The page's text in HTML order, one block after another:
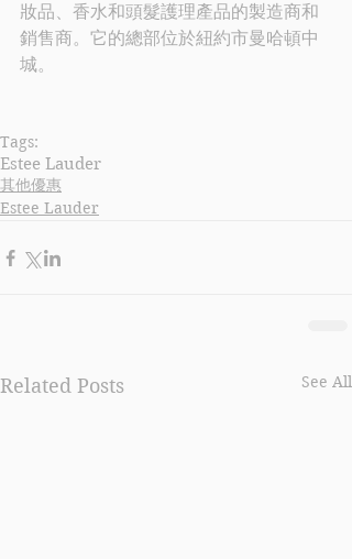
妝品、香水和頭髮護理產品的製造商和
銷售商。它的總部位於紐約市曼哈頓中
城。
Tags:
Estee Lauder
其他優惠
Estee Lauder
Related Posts See All